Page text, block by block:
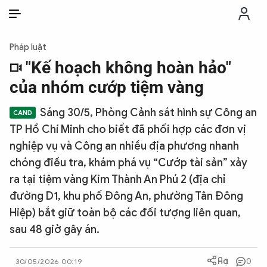
THỜI SỰ
CHỐNG DIỄN BIẾN HÒA BÌNH
CÔNG AN TRONG LÒNG DÂN
XÃ HỘI
PHÁP LUẬT
Pháp luật
"Kế hoạch không hoàn hảo"
của nhóm cướp tiệm vàng
Sáng 30/5, Phòng Cảnh sát hình sự Công an
TP Hồ Chí Minh cho biết đã phối hợp các đơn vị
nghiệp vụ và Công an nhiều địa phương nhanh
chóng điều tra, khám phá vụ “Cướp tài sản” xảy
ra tại tiệm vàng Kim Thành An Phú 2 (địa chỉ
đường D1, khu phố Đông An, phường Tân Đông
Hiệp) bắt giữ toàn bộ các đối tượng liên quan,
sau 48 giờ gây án.
30/05/2026 00:19 0